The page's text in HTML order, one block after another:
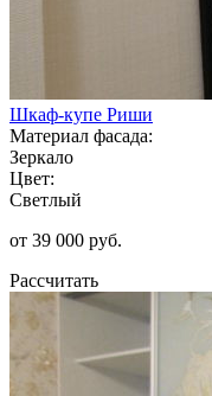
Шкаф-купе Риши
Материал фасада:
Зеркало
Цвет:
Светлый
от 39 000 руб.
Рассчитать